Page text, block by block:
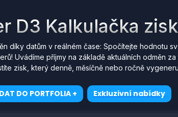
D3 Kalkulačka
díky datům v reálném čase: Spočítejte hodnotu
Uvádíme příjmy na základě aktuálních odměn
zisk, který denně, měsíčně nebo ročně
DO PORTFOLIA + Exkluzivní nabídky